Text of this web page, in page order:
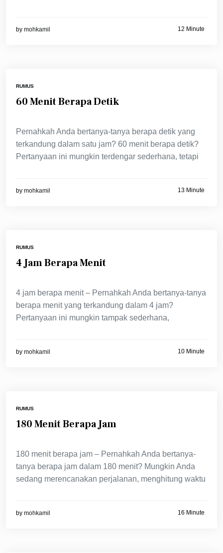
by mohkamil 12 Minute
RUMUS
60 Menit Berapa Detik
Pernahkah Anda bertanya-tanya berapa detik yang
terkandung dalam satu jam? 60 menit berapa detik?
Pertanyaan ini mungkin terdengar sederhana, tetapi
by mohkamil 13 Minute
RUMUS
4 Jam Berapa Menit
4 jam berapa menit – Pernahkah Anda bertanya-tanya
berapa menit yang terkandung dalam 4 jam?
Pertanyaan ini mungkin tampak sederhana,
by mohkamil 10 Minute
RUMUS
180 Menit Berapa Jam
180 menit berapa jam – Pernahkah Anda bertanya-
tanya berapa jam dalam 180 menit? Mungkin Anda
sedang merencanakan perjalanan, menghitung waktu
by mohkamil 16 Minute